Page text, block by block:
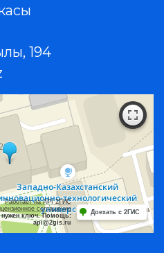
194
Работает на API 2ГИС
соглашение
нужен ключ. Помощь:
api@2gis.ru
Доехать с 2ГИС